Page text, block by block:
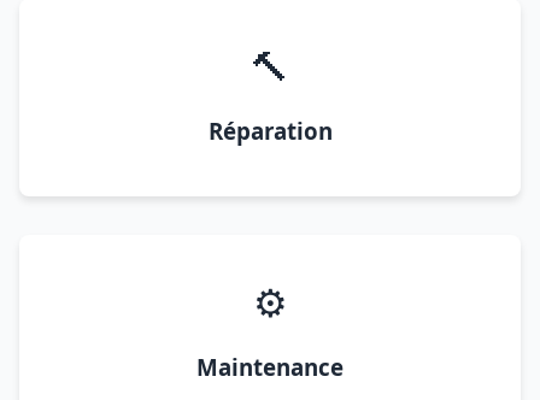
🔨
Réparation
⚙️
Maintenance